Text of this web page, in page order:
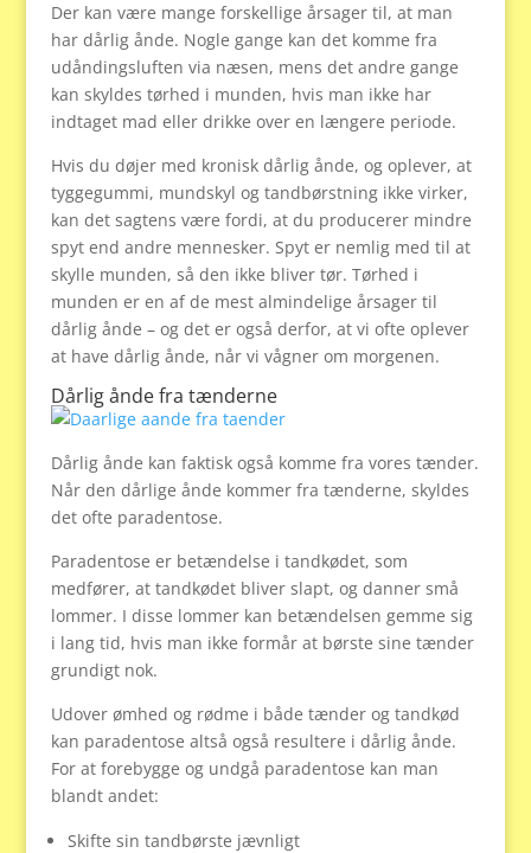
Der kan være mange forskellige årsager til, at man
har dårlig ånde. Nogle gange kan det komme fra
udåndingsluften via næsen, mens det andre gange
kan skyldes tørhed i munden, hvis man ikke har
indtaget mad eller drikke over en længere periode.
Hvis du døjer med kronisk dårlig ånde, og oplever, at
tyggegummi, mundskyl og tandbørstning ikke virker,
kan det sagtens være fordi, at du producerer mindre
spyt end andre mennesker. Spyt er nemlig med til at
skylle munden, så den ikke bliver tør. Tørhed i
munden er en af de mest almindelige årsager til
dårlig ånde – og det er også derfor, at vi ofte oplever
at have dårlig ånde, når vi vågner om morgenen.
Dårlig ånde fra tænderne
Dårlig ånde kan faktisk også komme fra vores tænder.
Når den dårlige ånde kommer fra tænderne, skyldes
det ofte paradentose.
Paradentose er betændelse i tandkødet, som
medfører, at tandkødet bliver slapt, og danner små
lommer. I disse lommer kan betændelsen gemme sig
i lang tid, hvis man ikke formår at børste sine tænder
grundigt nok.
Udover ømhed og rødme i både tænder og tandkød
kan paradentose altså også resultere i dårlig ånde.
For at forebygge og undgå paradentose kan man
blandt andet:
Skifte sin tandbørste jævnligt